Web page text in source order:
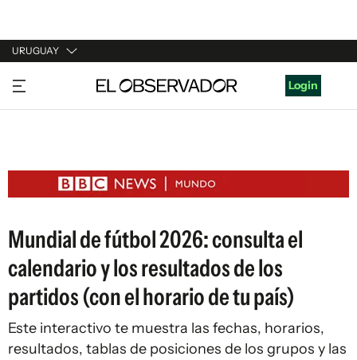
URUGUAY
URUGUAY
ARGENTINA
ESTADOS UNIDOS
Login
Mundial de fútbol 2026: consulta el
calendario y los resultados de los
partidos (con el horario de tu país)
Este interactivo te muestra las fechas, horarios,
resultados, tablas de posiciones de los grupos y las